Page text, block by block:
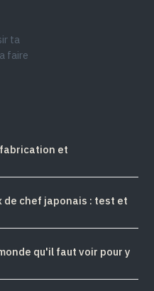
ta
faire
fabrication et
de chef japonais : test et
qu'il faut voir pour y